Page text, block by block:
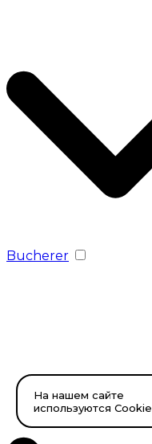
Bucherer
На нашем сайте
используются Cookie